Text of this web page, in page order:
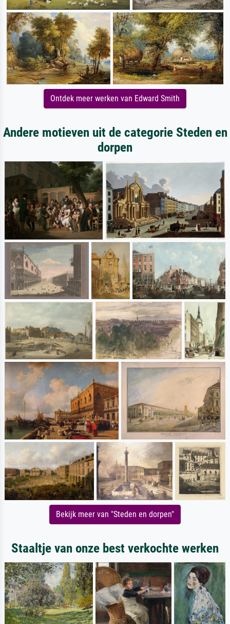
Ontdek meer werken van Edward Smith
Andere motieven uit de categorie Steden en
dorpen
Bekijk meer van "Steden en dorpen"
Staaltje van onze best verkochte werken